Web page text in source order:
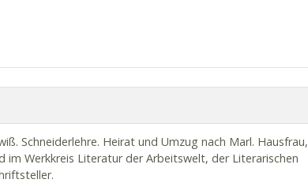
Schneiderlehre. Heirat und Umzug nach Marl. Hausfrau,
im Werkkreis Literatur der Arbeitswelt, der Literarischen